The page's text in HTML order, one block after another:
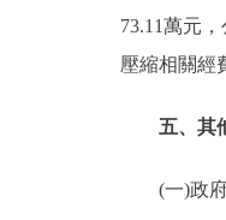
73.11萬元
壓縮相關經
五、其
(一)政府